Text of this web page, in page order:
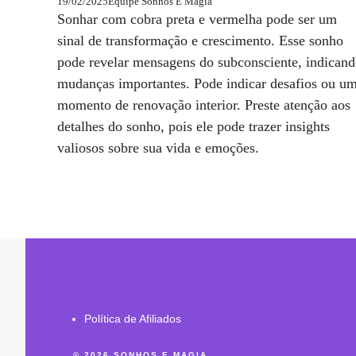
Sonhar com cobra preta e vermelha pode ser um
sinal de transformação e crescimento. Esse sonho
pode revelar mensagens do subconsciente,
mudanças importantes. Pode indicar desafios ou
momento de renovação interior. Preste atenção aos
detalhes do sonho, pois ele pode trazer insights
valiosos sobre sua vida e emoções.
Política de Afiliados